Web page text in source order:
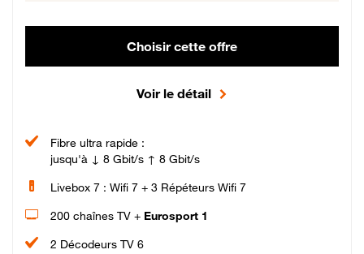
Choisir cette offre
Voir le détail
Fibre ultra rapide :
jusqu'à ↓ 8 Gbit/s ↑ 8 Gbit/s
Livebox 7 : Wifi 7 + 3 Répéteurs Wifi 7
200 chaînes TV + Eurosport 1
2 Décodeurs TV 6